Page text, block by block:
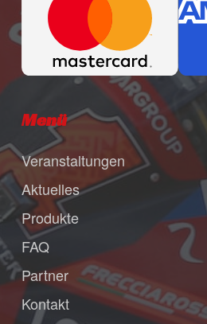
Menü
Veranstaltungen
Aktuelles
Produkte
FAQ
Partner
Kontakt